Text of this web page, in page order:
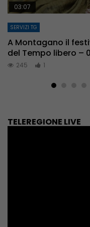
Dopo
03:07
SERVIZI TG
A Montagano il
del Tempo libero –
245 1
TELEREGIONE LIVE